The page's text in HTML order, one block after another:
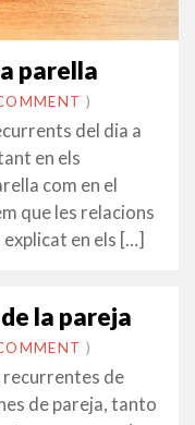
parella
)
del dia a
en els
com en el
que les relacions
en els […]
la pareja
)
recurrentes de
de pareja, tanto